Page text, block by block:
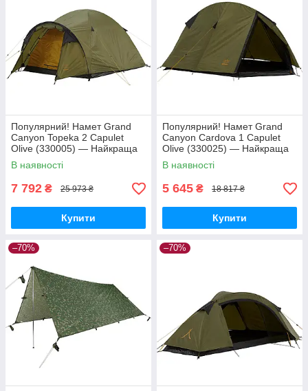
Популярний! Намет Grand
Canyon Topeka 2 Capulet
Olive (330005) — Найкраща
якість тільки на
Nukleon.com.ua
В наявності
7 792 ₴ 25 973 ₴
Купити
Популярний! Намет Grand
Canyon Cardova 1 Capulet
Olive (330025) — Найкраща
якість тільки на
Nukleon.com.ua
В наявності
5 645 ₴ 18 817 ₴
Купити
–70% –70%